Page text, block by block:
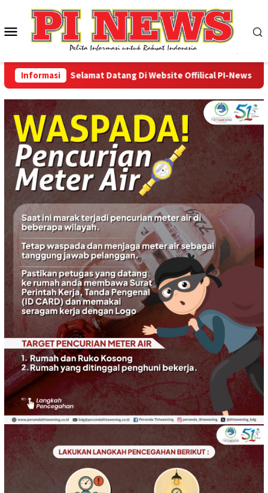
konten
Menu
Mobile
InformasiSelamat Datang Di Website Offilical PI-News